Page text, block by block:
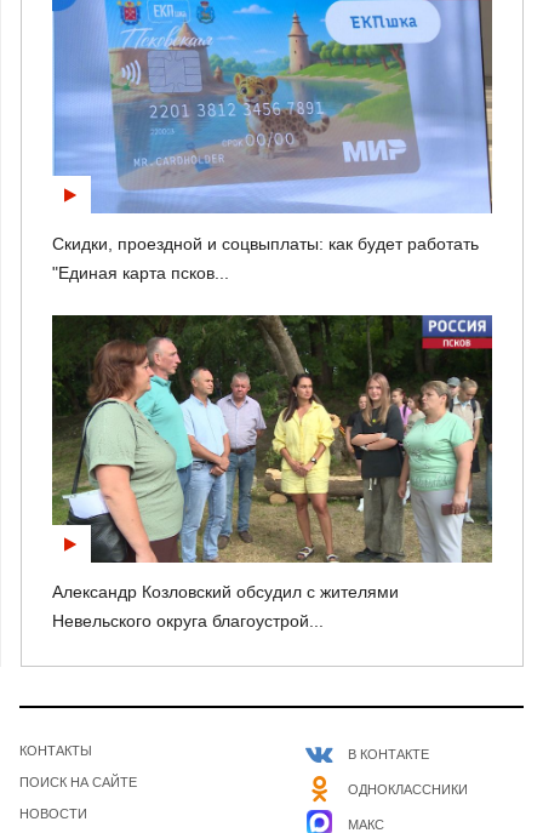
Скидки, проездной и соцвыплаты: как будет работать
"Единая карта псков...
Александр Козловский обсудил с жителями
Невельского округа благоустрой...
КОНТАКТЫ
ПОИСК НА САЙТЕ
НОВОСТИ
В КОНТАКТЕ
ОДНОКЛАССНИКИ
МАКС